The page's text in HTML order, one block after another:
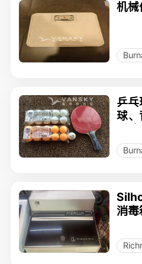
机械
乒
球、
训
消毒